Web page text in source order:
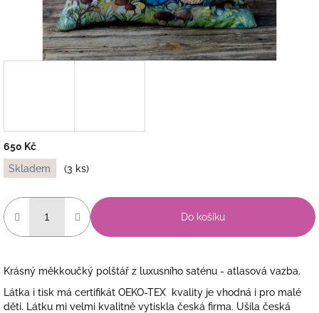
650 Kč
Měrná
cena:
Skladem (3 ks)
Do košíku
Krásný měkkoučký polštář z luxusního saténu - atlasová vazba.
Látka i tisk má certifikát OEKO-TEX kvality je vhodná i pro malé
děti. Látku mi velmi kvalitně vytiskla česká firma. Ušila česká